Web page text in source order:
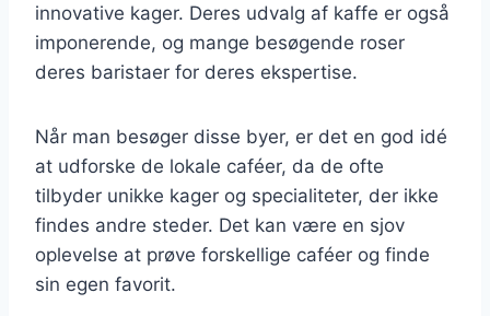
innovative kager. Deres udvalg af kaffe er også
imponerende, og mange besøgende roser
deres baristaer for deres ekspertise.
Når man besøger disse byer, er det en god idé
at udforske de lokale caféer, da de ofte
tilbyder unikke kager og specialiteter, der ikke
findes andre steder. Det kan være en sjov
oplevelse at prøve forskellige caféer og finde
sin egen favorit.